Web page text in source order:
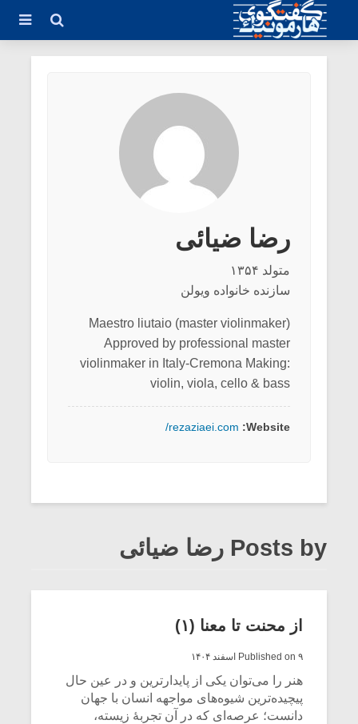
رضا ضیائی
متولد ۱۳۵۴
سازنده خانواده ویولن
Maestro liutaio (master violinmaker)
Approved by professional master
violinmaker in Italy-Cremona Making:
violin, viola, cello & bass
Website:
rezaziaei.com/
Posts by رضا ضیائی
از محنت تا معنا (۱)
Published on ۹ اسفند ۱۴۰۴
هنر را می‌توان یکی از پایدارترین و در عین حال
پیچیده‌ترین شیوه‌های مواجهه انسان با جهان
دانست؛ عرصه‌ای که در آن تجربهٔ زیسته،